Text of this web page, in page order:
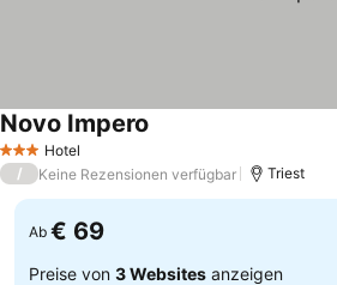
3 SterneHotel
Novo Impero
/ Keine Rezensionen verfügbar Triest
Ab € 69
Preise von 3 Websites anzeigen